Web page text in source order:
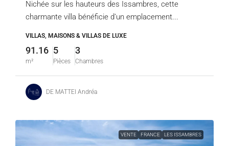
Nichée sur les hauteurs des Issambres, cette
charmante villa bénéficie d’un emplacement...
VILLAS, MAISONS & VILLAS DE LUXE
91.16
m²
5
Pièces
3
Chambres
DE MATTEI Andréa
VENTE FRANCE LES ISSAMBRES